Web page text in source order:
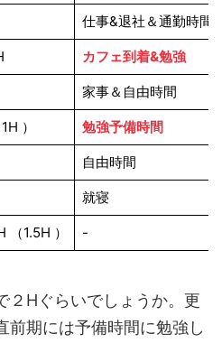
仕事&退社＆通勤時間
カフェ到着&勉強
家事＆自由時間
1H ） 勉強予備時間
自由時間
就寝
（1.5H ） -
２Hぐらいでしょうか。更
前期には予備時間に勉強し